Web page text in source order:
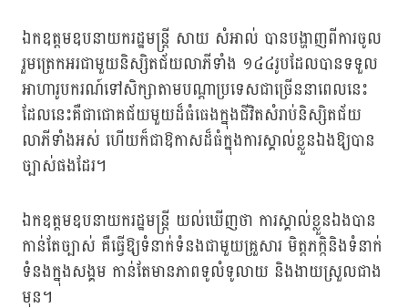
ឯកឧត្តមឧបនាយករដ្ឋមន្ត្រី សាយ សំអាល់ បានបង្ហាញពីការចូល
រួមត្រេកអរជាមួយនិស្សិតជ័យលាភីទាំង ១៤៤រូបដែលបានទទួល
អាហារូបករណ៍ទៅសិក្សាតាមបណ្ដាប្រទេសជាច្រើននាពេលនេះ
ដែលនេះគឺជាជោគជ័យមួយដ៏ធំធេងក្នុងជីវិតសំរាប់និស្សិតជ័យ
លាភីទាំងអស់ ហើយក៏ជាឱកាសដ៏ធំក្នុងការស្គាល់ខ្លួនឯងឱ្យបាន
ច្បាស់ផងដែរ។
ឯកឧត្តមឧបនាយករដ្ឋមន្ត្រី យល់ឃើញថា ការស្គាល់ខ្លួនឯងបាន
កាន់តែច្បាស់ គឺធ្វើឱ្យទំនាក់ទំនងជាមួយគ្រួសារ មិត្តភក្កិនិងទំនាក់
ទំនងក្នុងសង្គម កាន់តែមានភាពទូលំទូលាយ និងងាយស្រួលជាង
មុន។